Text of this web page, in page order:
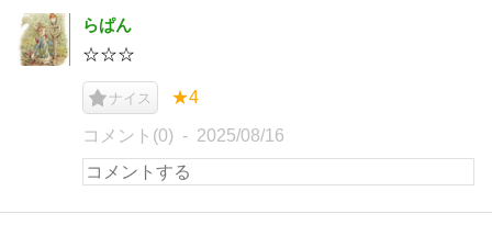
らぱん
☆☆☆
ナイス ★4
コメント(0) 2025/08/16